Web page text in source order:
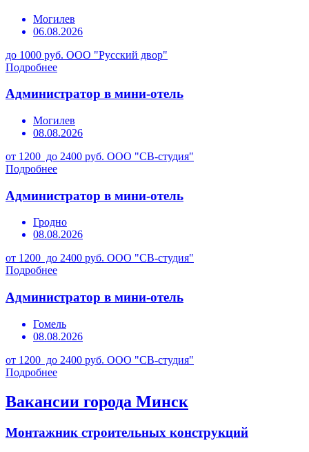
Могилев
06.08.2026
до 1000 руб. ООО "Русский двор"
Подробнее
Администратор в мини-отель
Могилев
08.08.2026
от 1200 до 2400 руб. ООО "СВ-студия"
Подробнее
Администратор в мини-отель
Гродно
08.08.2026
от 1200 до 2400 руб. ООО "СВ-студия"
Подробнее
Администратор в мини-отель
Гомель
08.08.2026
от 1200 до 2400 руб. ООО "СВ-студия"
Подробнее
Вакансии города Минск
Монтажник строительных конструкций